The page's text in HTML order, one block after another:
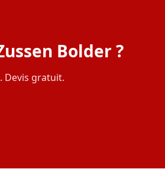
Bolder ?
Devis gratuit.